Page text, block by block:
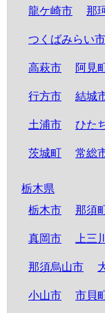
龍ケ崎市 那
つくばみらい市
高萩市 阿見
行方市 結城
土浦市 ひた
茨城町 常総
栃木県
栃木市
那須
真岡市 上三
那須烏山市
小山市 市貝